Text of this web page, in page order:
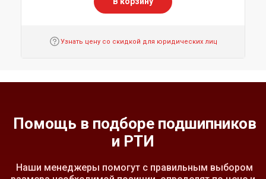
Узнать цену со скидкой для юридических лиц
Помощь в подборе подшипников
и РТИ
Наши менеджеры помогут с правильным выбором